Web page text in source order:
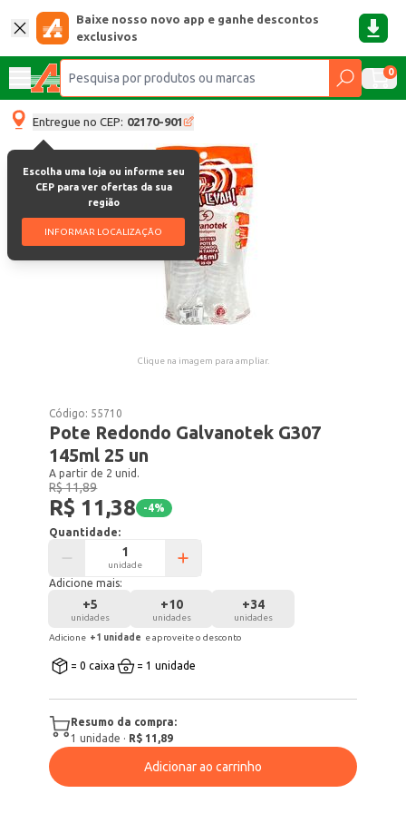
Baixe nosso novo app e ganhe descontos
exclusivos
0
Entregue no CEP: 02170-901
Escolha uma loja ou informe seu
CEP para ver ofertas da sua
região
INFORMAR LOCALIZAÇÃO
Clique na imagem para ampliar.
Código: 55710
Pote Redondo Galvanotek G307
145ml 25 un
A partir de 2 unid.
R$ 11,89
R$ 11,38 -4%
Quantidade:
unidade
Adicione mais:
+5
unidades
+10
unidades
+34
unidades
Adicione +1 unidade e aproveite o desconto
= 0 caixa = 1 unidade
Resumo da compra:
1 unidade · R$ 11,89
Adicionar ao carrinho